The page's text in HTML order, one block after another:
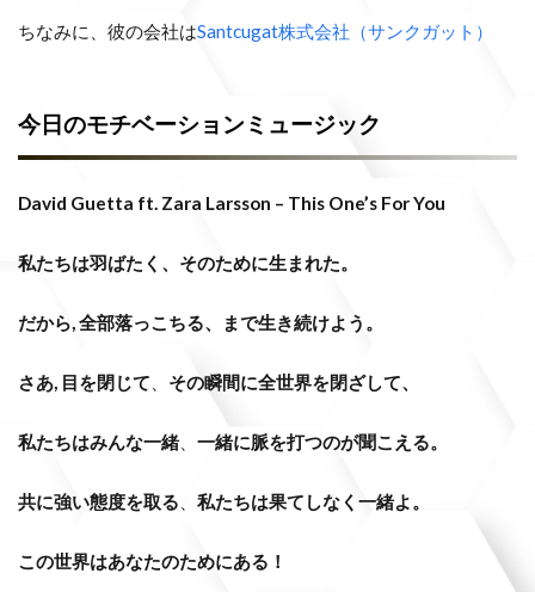
ちなみに、彼の会社はSantcugat株式会社（サンクガット）
今日のモチベーションミュージック
David Guetta ft. Zara Larsson – This One’s For You
私たちは羽ばたく、そのために生まれた。
だから, 全部落っこちる、まで生き続けよう。
さあ, 目を閉じて その瞬間に全世界を閉ざして、
私たちはみんな一緒、 一緒に脈を打つのが聞こえる。
共に強い態度を取る 私たちは果てしなく一緒よ。
この世界はあなたのためにある！